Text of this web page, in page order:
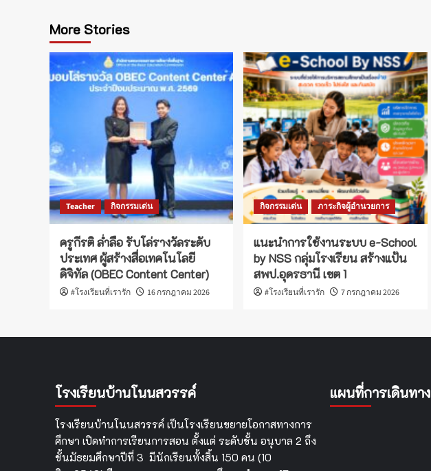
More Stories
Teacher กิจกรรมเด่น
ครูกีรติ ล่ำลือ รับโล่รางวัลระดับ
ประเทศ ผู้สร้างสื่อเทคโนโลยี
ดิจิทัล (OBEC Content Center)
#โรงเรียนที่เรารัก 16 กรกฎาคม 2026
กิจกรรมเด่น ภาระกิจผู้อำนวยการ
แนะนำการใช้งานระบบ e-School
by NSS กลุ่มโรงเรียน สร้างแป้น
สพป.อุดรธานี เขต 1
#โรงเรียนที่เรารัก 7 กรกฎาคม 2026
โรงเรียนบ้านโนนสวรรค์
โรงเรียนบ้านโนนสวรรค์ เป็นโรงเรียนขยายโอกาสทางการ
ศึกษา เปิดทำการเรียนการสอน ตั้งแต่ ระดับชั้น อนุบาล 2 ถึง
ชั้นมัธยมศึกษาปีที่ 3 มีนักเรียนทั้งสิ้น 150 คน (10
แผนที่การเดินทาง